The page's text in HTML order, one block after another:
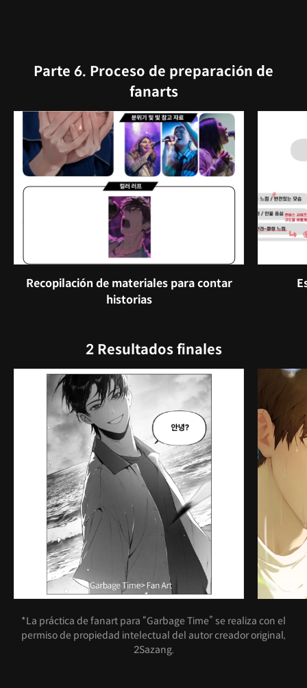
Parte 6. Proceso de preparación de
fanarts
Recopilación de materiales para contar
historias
2 Resultados finales
*La práctica de fanart para “Garbage Time” se realiza con el
permiso de propiedad intelectual del autor creador original,
2Sazang.